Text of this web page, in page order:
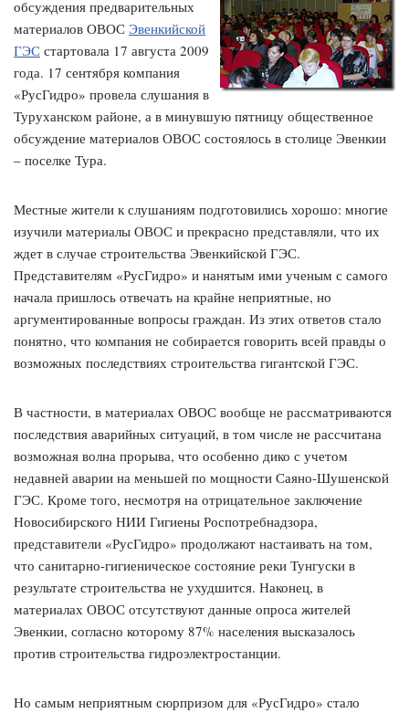
обсуждения предварительных
материалов ОВОС Эвенкийской
ГЭС стартовала 17 августа 2009
года. 17 сентября компания
«РусГидро» провела слушания в
Туруханском районе, а в минувшую пятницу общественное
обсуждение материалов ОВОС состоялось в столице Эвенкии
– поселке Тура.
Местные жители к слушаниям подготовились хорошо: многие
изучили материалы ОВОС и прекрасно представляли, что их
ждет в случае строительства Эвенкийской ГЭС.
Представителям «РусГидро» и нанятым ими ученым с самого
начала пришлось отвечать на крайне неприятные, но
аргументированные вопросы граждан. Из этих ответов стало
понятно, что компания не собирается говорить всей правды о
возможных последствиях строительства гигантской ГЭС.
В частности, в материалах ОВОС вообще не рассматриваются
последствия аварийных ситуаций, в том числе не рассчитана
возможная волна прорыва, что особенно дико с учетом
недавней аварии на меньшей по мощности Саяно-Шушенской
ГЭС. Кроме того, несмотря на отрицательное заключение
Новосибирского НИИ Гигиены Роспотребнадзора,
представители «РусГидро» продолжают настаивать на том,
что санитарно-гигиеническое состояние реки Тунгуски в
результате строительства не ухудшится. Наконец, в
материалах ОВОС отсутствуют данные опроса жителей
Эвенкии, согласно которому 87% населения высказалось
против строительства гидроэлектростанции.
Но самым неприятным сюрпризом для «РусГидро» стало